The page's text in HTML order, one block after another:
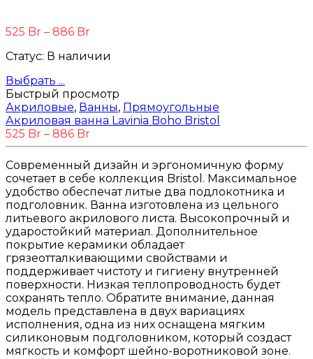
525 Br – 886 Br
Статус: В наличии
Выбрать ...
Быстрый просмотр
Акриловые, Ванны, Прямоугольные
Акриловая ванна Lavinia Boho Bristol
525 Br – 886 Br
Современный дизайн и эргономичную форму
сочетает в себе коллекция Bristol. Максимальное
удобство обеспечат литые два подлокотника и
подголовник. Ванна изготовлена из цельного
литьевого акрилового листа. Высокопрочный и
ударостойкий материал. Дополнительное
покрытие керамики обладает
грязеотталкивающими свойствами и
поддерживает чистоту и гигиену внутренней
поверхности. Низкая теплопроводность будет
сохранять тепло. Обратите внимание, данная
модель представлена в двух вариациях
исполнения, одна из них оснащена мягким
силиконовым подголовником, который создаст
мягкость и комфорт шейно-воротниковой зоне.